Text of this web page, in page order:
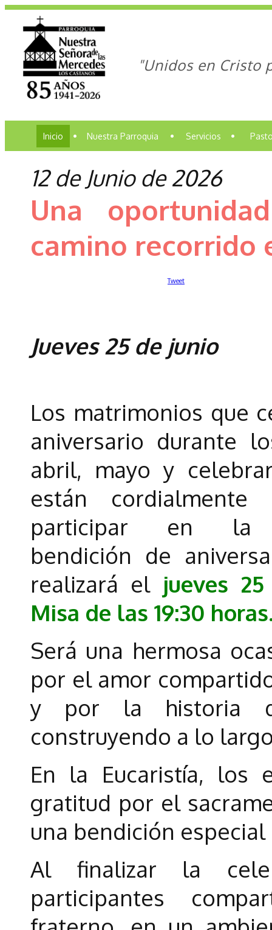
"Unidos en Cristo
Inicio • Nuestra Parroquia • Servicios •
12 de Junio de 2026
Una
camino recorrido
Tweet
Jueves 25 de junio
Los matrimonios que
aniversario durante
abril, mayo y
están cordialmente
participar en la
bendición de
realizará el jueves
Misa de las 19:30
Será una hermosa
por el amor
y por la historia
construyendo a lo
En la Eucaristía, los
gratitud por el
una bendición
Al finalizar la
participantes